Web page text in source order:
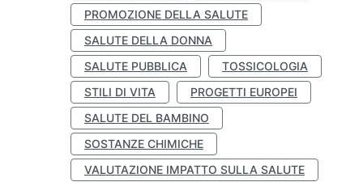
PROMOZIONE DELLA SALUTE
SALUTE DELLA DONNA
SALUTE PUBBLICA
TOSSICOLOGIA
STILI DI VITA
PROGETTI EUROPEI
SALUTE DEL BAMBINO
SOSTANZE CHIMICHE
VALUTAZIONE IMPATTO SULLA SALUTE